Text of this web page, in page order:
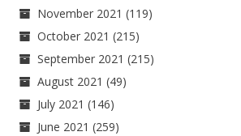
November 2021 (119)
October 2021 (215)
September 2021 (215)
August 2021 (49)
July 2021 (146)
June 2021 (259)